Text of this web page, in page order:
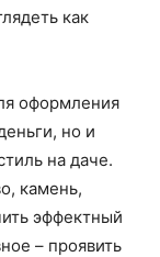
как
оформления
но и
на даче.
камень,
эффектный
– проявить